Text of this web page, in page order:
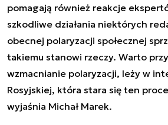
pomagają również reakcje
szkodliwe działania niektórych
obecnej polaryzacji społecznej
takiemu stanowi rzeczy. Warto
wzmacnianie polaryzacji, leży w
Rosyjskiej, która stara się ten
wyjaśnia Michał Marek.